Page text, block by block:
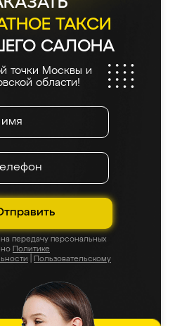
ТАКСИ
САЛОНА
точки Москвы и
области!
передачу персональных
Политике
Пользовательскому